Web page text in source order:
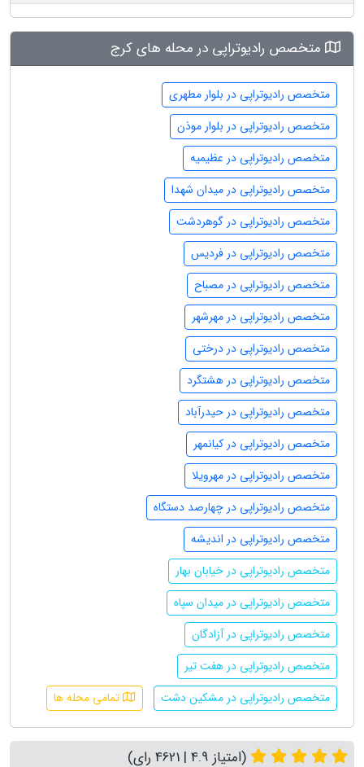
متخصص رادیوتراپی در محله های کرج
متخصص رادیوتراپی در بلوار مطهری
متخصص رادیوتراپی در بلوار موذن
متخصص رادیوتراپی در عظیمیه
متخصص رادیوتراپی در میدان شهدا
متخصص رادیوتراپی در گوهردشت
متخصص رادیوتراپی در فردیس
متخصص رادیوتراپی در مصباح
متخصص رادیوتراپی در مهرشهر
متخصص رادیوتراپی در درختی
متخصص رادیوتراپی در هشتگرد
متخصص رادیوتراپی در حیدرآباد
متخصص رادیوتراپی در کیانمهر
متخصص رادیوتراپی در مهرویلا
متخصص رادیوتراپی در چهارصد دستگاه
متخصص رادیوتراپی در اندیشه
متخصص رادیوتراپی در خیابان بهار
متخصص رادیوتراپی در میدان سپاه
متخصص رادیوتراپی در آزادگان
متخصص رادیوتراپی در هفت تیر
متخصص رادیوتراپی در مشکین دشت
تمامی محله ها
(امتیاز 4.9 | 4621 رای)